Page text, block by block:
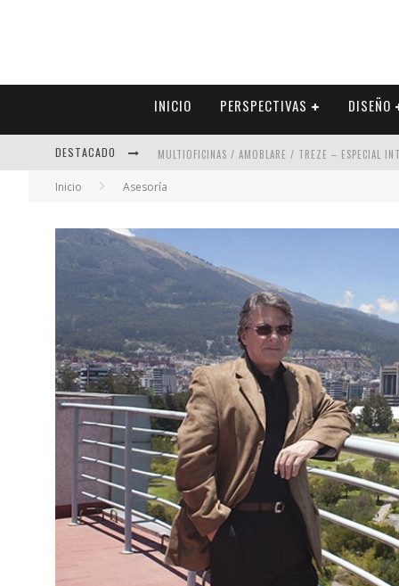
INICIO PERSPECTIVAS DISEÑO
DESTACADO MULTIOFICINAS / AMOBLARE / TREZE – ESPECIAL
ABAD VERGARA ARQUITECTOS – ESPECIAL
COLINEAL – ESPECIAL INTERIORISMO &
ADRIANA HOYOS DESIGN STUDIO – ESPECIAL
Inicio Asesoría